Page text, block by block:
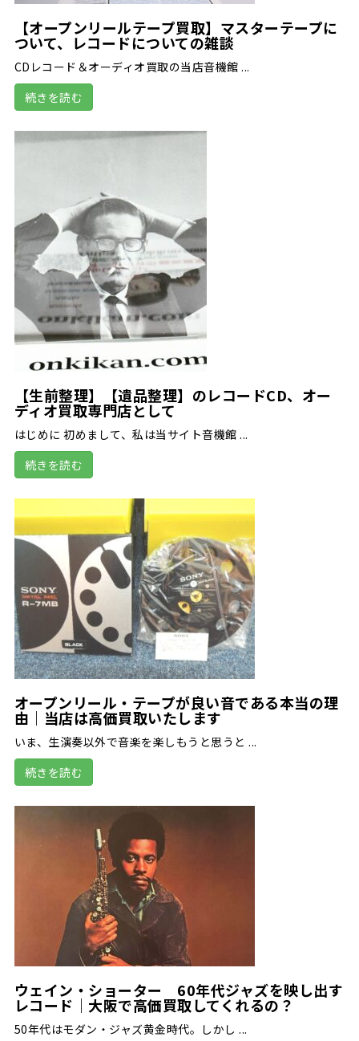
【オープンリールテープ買取】マスターテープに
ついて、レコードについての雑談
CDレコード＆オーディオ買取の当店音機館 ...
続きを読む
【生前整理】【遺品整理】のレコードCD、オー
ディオ買取専門店として
はじめに 初めまして、私は当サイト音機館 ...
続きを読む
オープンリール・テープが良い音である本当の理
由｜当店は高価買取いたします
いま、生演奏以外で音楽を楽しもうと思うと ...
続きを読む
ウェイン・ショーター 60年代ジャズを映し出す
レコード｜大阪で高価買取してくれるの？
50年代はモダン・ジャズ黄金時代。しかし ...